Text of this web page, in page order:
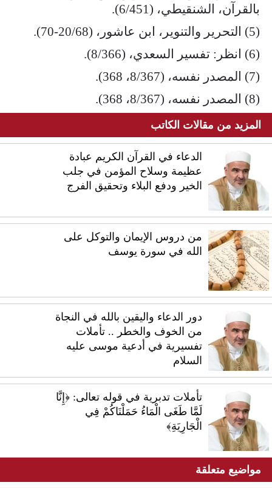
بالقرآن، الشنقيطي، (6/451).
(5) التحرير والتنوير، ابن عاشور، (20/68-70).
(6) انظر: تفسير السعدي، (8/366).
(7) المصدر نفسه، (8/367، 368).
(8) المصدر نفسه، (8/367، 368).
المزيد من مقالات الكاتب
الدعاء في القرآن الكريم عبادة
عظيمة وسلاح المؤمن في جلب
الخير ودفع البلاء وتحقيق الفرج
من دروس الإيمان والتوكل على
الله في سورة يوسف
دور الدعاء واليقين بالله في النجاة
من الخوف والخطر .. تأملات
تفسيرية في أدعية موسى عليه
السلام
تأملات تدبرية في قوله تعالى: ﴿إِنَّا
لَمَّا طَغَى الْمَاءُ حَمَلْنَاكُمْ فِي
الْجَارِيَةِ﴾
مواضيع متعلقة